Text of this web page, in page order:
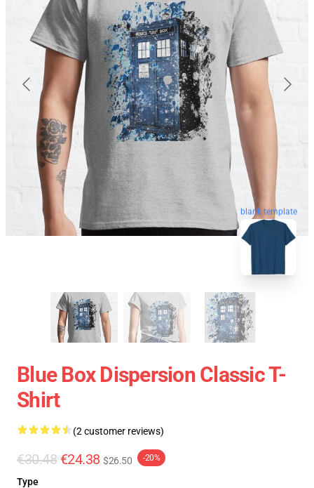
blank template
Blue Box Dispersion Classic T-
Shirt
(2 customer reviews)
€30.48 €24.38 $26.50 -20%
Type